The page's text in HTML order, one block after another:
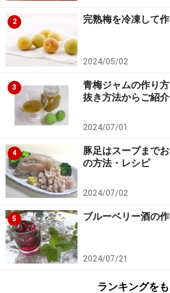
2 完熟梅を冷凍して
2024/05/02
3
青梅ジャムの作り
抜き方法からご紹介
2024/07/01
4
豚足はスープまで
の方法・レシピ
2024/07/02
5 ブルーベリー酒の
2024/07/21
ランキングを